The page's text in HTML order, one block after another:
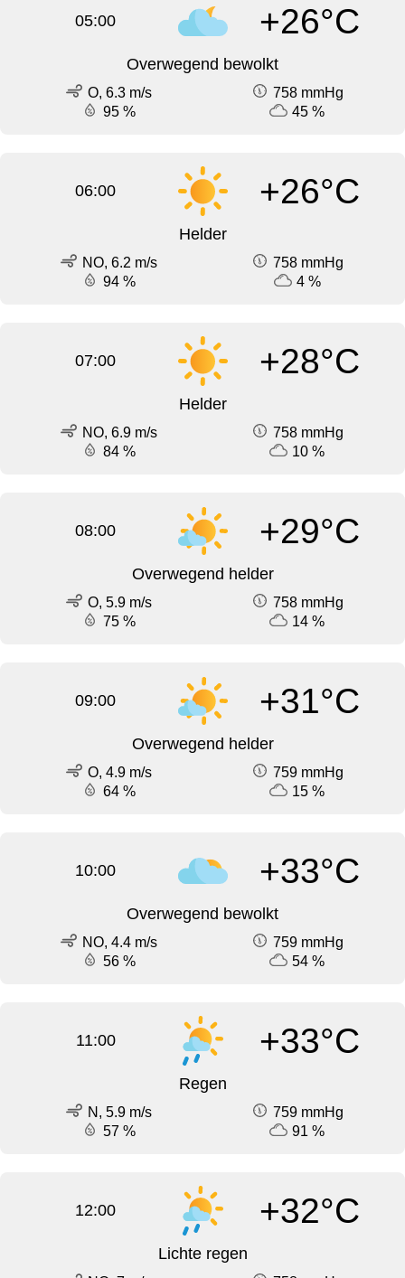
05:00 +26°C
Overwegend bewolkt
O, 6.3 m/s
758 mmHg
95 %
45 %
06:00 +26°C
Helder
NO, 6.2 m/s
758 mmHg
94 %
4 %
07:00 +28°C
Helder
NO, 6.9 m/s
758 mmHg
84 %
10 %
08:00 +29°C
Overwegend helder
O, 5.9 m/s
758 mmHg
75 %
14 %
09:00 +31°C
Overwegend helder
O, 4.9 m/s
759 mmHg
64 %
15 %
10:00 +33°C
Overwegend bewolkt
NO, 4.4 m/s
759 mmHg
56 %
54 %
11:00 +33°C
Regen
N, 5.9 m/s
759 mmHg
57 %
91 %
12:00 +32°C
Lichte regen